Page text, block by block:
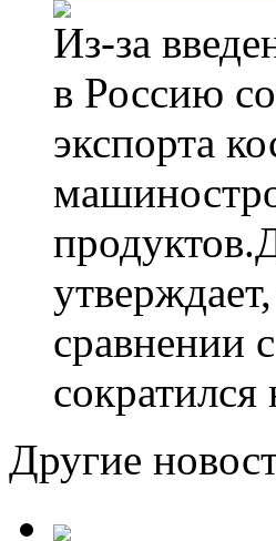
Из-за
в Россию
экспорта
сравнении
сократился
Другие